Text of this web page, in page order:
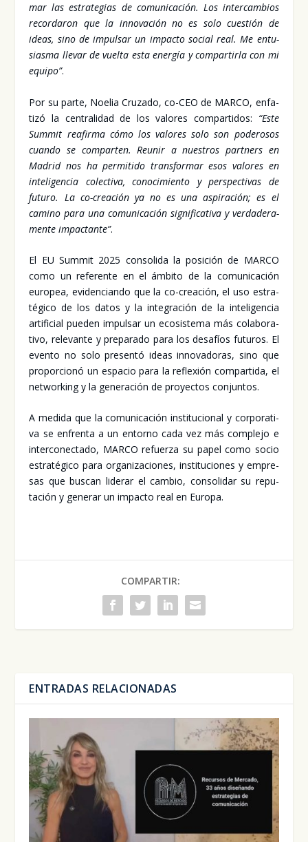
mar las estra­te­gias de comu­ni­ca­ción. Los inter­cam­bios
recor­da­ron que la inno­va­ción no es solo cues­tión de
ideas, sino de impul­sar un impac­to social real. Me entu­
sias­ma lle­var de vuel­ta esta ener­gía y com­par­tir­la con mi
equi­po”.
Por su par­te, Noe­lia Cru­za­do, co-CEO de MAR­CO, enfa­
ti­zó la cen­tra­li­dad de los valo­res com­par­ti­dos: “Este
Sum­mit reafir­ma cómo los valo­res solo son pode­ro­sos
cuan­do se com­par­ten. Reu­nir a nues­tros part­ners en
Madrid nos ha per­mi­ti­do trans­for­mar esos valo­res en
inte­li­gen­cia colec­ti­va, cono­ci­mien­to y pers­pec­ti­vas de
futu­ro. La co-crea­ción ya no es una aspi­ra­ción; es el
camino para una comu­ni­ca­ción sig­ni­fi­ca­ti­va y ver­da­de­ra­
men­te impac­tan­te”.
El EU Sum­mit 2025 con­so­li­da la posi­ción de MAR­CO
como un refe­ren­te en el ámbi­to de la comu­ni­ca­ción
euro­pea, evi­den­cian­do que la co-crea­ción, el uso estra­
té­gi­co de los datos y la inte­gra­ción de la inte­li­gen­cia
arti­fi­cial pue­den impul­sar un eco­sis­te­ma más cola­bo­ra­
ti­vo, rele­van­te y pre­pa­ra­do para los desa­fíos futu­ros. El
even­to no solo pre­sen­tó ideas inno­va­do­ras, sino que
pro­por­cio­nó un espa­cio para la refle­xión com­par­ti­da, el
net­wor­king y la gene­ra­ción de pro­yec­tos con­jun­tos.
A medi­da que la comu­ni­ca­ción ins­ti­tu­cio­nal y cor­po­ra­ti­
va se enfren­ta a un entorno cada vez más com­ple­jo e
inter­co­nec­ta­do, MAR­CO refuer­za su papel como socio
estra­té­gi­co para orga­ni­za­cio­nes, ins­ti­tu­cio­nes y empre­
sas que bus­can lide­rar el cam­bio, con­so­li­dar su repu­
tación y gene­rar un impac­to real en Euro­pa.
COMPARTIR:
ENTRADAS RELACIONADAS